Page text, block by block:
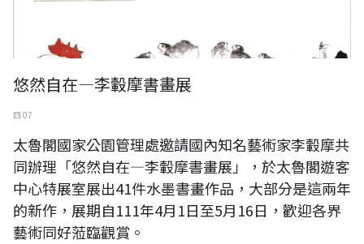
悠然自在—李轂摩書畫展
四 07
太魯閣國家公園管理處邀請國內知名藝術家李轂摩共
同辦理「悠然自在—李轂摩書畫展」，於太魯閣遊客
中心特展室展出41件水墨書畫作品，大部分是這兩年
的新作，展期自111年4月1日至5月16日，歡迎各界
藝術同好蒞臨觀賞。